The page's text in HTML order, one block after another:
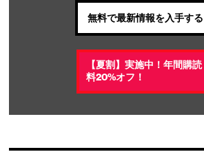
無料で最新情報を入手する
【夏割】実施中！年間購読
料20%オフ！